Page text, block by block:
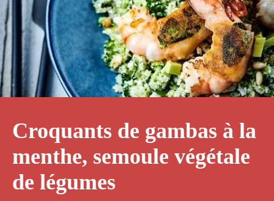
Croquants de gambas à la
menthe, semoule végétale
de légumes